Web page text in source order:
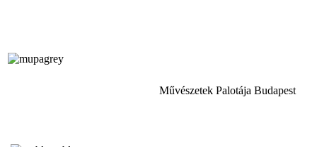
Művészetek Palotája Budapest